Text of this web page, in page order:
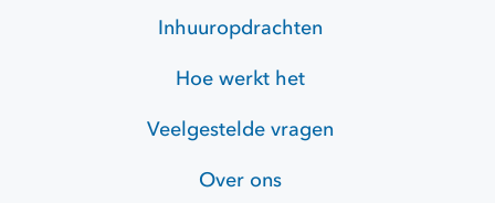
Inhuuropdrachten
Hoe werkt het
Veelgestelde vragen
Over ons